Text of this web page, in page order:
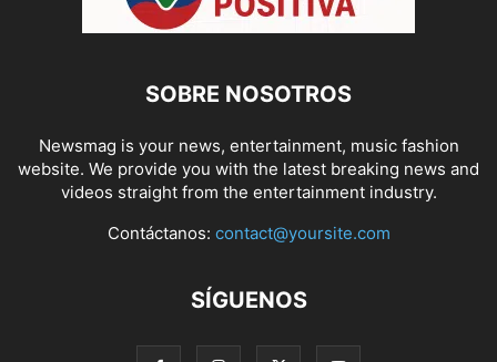
SOBRE NOSOTROS
Newsmag is your news, entertainment, music fashion
website. We provide you with the latest breaking news and
videos straight from the entertainment industry.
Contáctanos: contact@yoursite.com
SÍGUENOS